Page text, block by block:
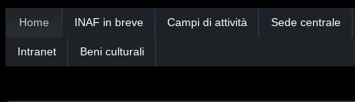
Home INAF in breve Campi di attività Sede centrale
Intranet Beni culturali